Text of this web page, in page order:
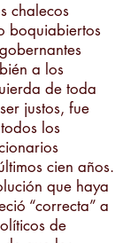
chalecos
boquiabiertos
a los
de toda
justos, fue
los
cien años.
que haya
“correcta” a
de